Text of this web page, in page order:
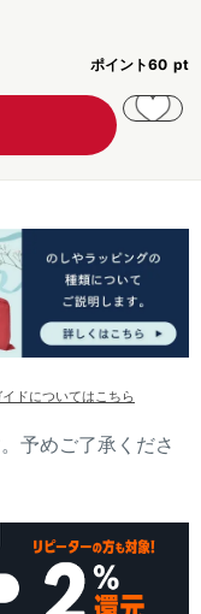
ポイント60
ドについてはこちら
予めご了承くださ